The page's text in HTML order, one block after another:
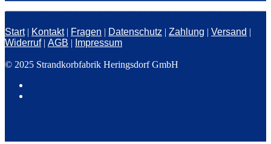
Start| Kontakt| Fragen | Datenschutz | Zahlung | Versand |
Widerruf| AGB | Impressum
© 2025 Strandkorbfabrik Heringsdorf GmbH